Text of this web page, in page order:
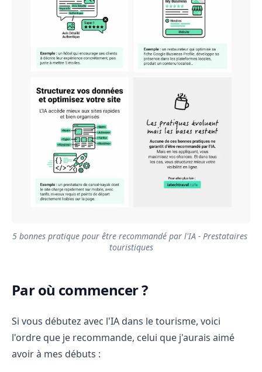
5 bonnes pratique pour être recommandé par l'IA - Prestataires
touristiques
Par où commencer ?
Si vous débutez avec l'IA dans le tourisme, voici
l'ordre que je recommande, celui que j'aurais aimé
avoir à mes débuts :